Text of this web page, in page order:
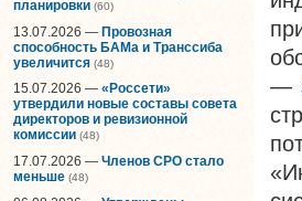
планировки (60)
13.07.2026 — Провозная
способность БАМа и Транссиба
увеличится (48)
15.07.2026 — «Россети»
утвердили новые составы совета
директоров и ревизионной
комиссии (48)
17.07.2026 — Членов СРО стало
меньше (48)
—